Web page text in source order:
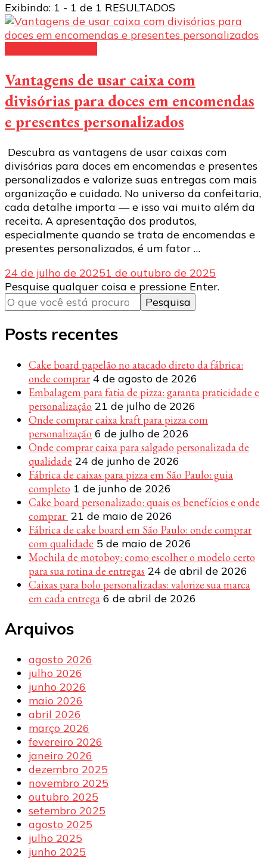
Exibindo: 1 - 1 de 1 RESULTADOS
Vantagens de usar caixa com
divisórias para doces em encomendas
e presentes personalizados
Descubra as vantagens de usar caixas com
divisórias para doces em encomendas e presentes
personalizados e valorize suas entregas com mais
organização e cuidado. No universo da confeitaria,
cada detalhe importa — e isso vai muito além da
receita. A apresentação dos produtos,
especialmente quando se trata de encomendas e
presentes personalizados, é um fator …
24 de julho de 20251 de outubro de 2025
Procurando
algo?
Pesquise qualquer coisa e pressione Enter.
Posts recentes
Cake board papelão no atacado direto da fábrica:
onde comprar 4 de agosto de 2026
Embalagem para fatia de pizza: garanta praticidade e
personalização 21 de julho de 2026
Onde comprar caixa kraft para pizza com
personalização 6 de julho de 2026
Onde comprar caixa para salgado personalizada de
qualidade 24 de junho de 2026
Fábrica de caixas para pizza em São Paulo: guia
completo 1 de junho de 2026
Cake board personalizado: quais os benefícios e onde
comprar 21 de maio de 2026
Fábrica de cake board em São Paulo: onde comprar
com qualidade 5 de maio de 2026
Mochila de motoboy: como escolher o modelo certo
para sua rotina de entregas 24 de abril de 2026
Caixas para bolo personalizadas: valorize sua marca
em cada entrega 6 de abril de 2026
Arquivos
agosto 2026
julho 2026
junho 2026
maio 2026
abril 2026
março 2026
fevereiro 2026
janeiro 2026
dezembro 2025
novembro 2025
outubro 2025
setembro 2025
agosto 2025
julho 2025
junho 2025